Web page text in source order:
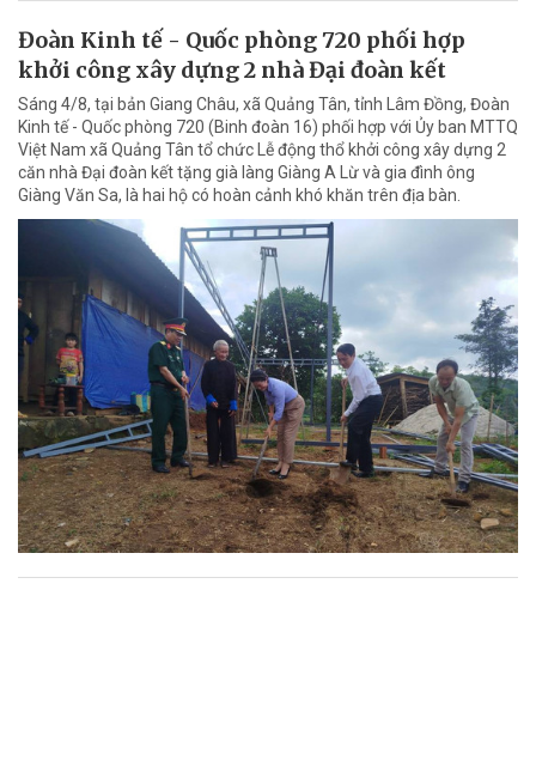
Đoàn Kinh tế - Quốc phòng 720 phối hợp
khởi công xây dựng 2 nhà Đại đoàn kết
Sáng 4/8, tại bản Giang Châu, xã Quảng Tân, tỉnh Lâm Đồng, Đoàn
Kinh tế - Quốc phòng 720 (Binh đoàn 16) phối hợp với Ủy ban MTTQ
Việt Nam xã Quảng Tân tổ chức Lễ động thổ khởi công xây dựng 2
căn nhà Đại đoàn kết tặng già làng Giàng A Lừ và gia đình ông
Giàng Văn Sa, là hai hộ có hoàn cảnh khó khăn trên địa bàn.